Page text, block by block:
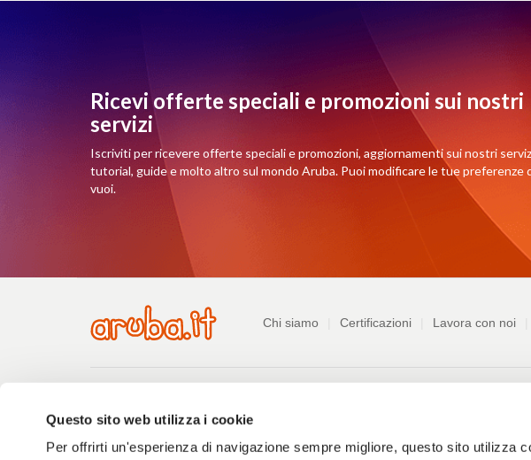
Questo sito web utilizza i cookie
Per offrirti un'esperienza di navigazione sempre migliore, questo sito utilizza
Ricevi offerte speciali e promozioni sui nostri
servizi
Iscriviti per ricevere offerte speciali e promozioni, aggiornamenti sui nostri
tutorial, guide e molto altro sul mondo Aruba. Puoi modificare le tue preferenze
vuoi.
Azienda
Chi siamo Certificazioni Lavora con noi
Pagamenti
PDF